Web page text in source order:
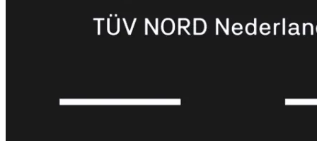
Wi-
Omgeving